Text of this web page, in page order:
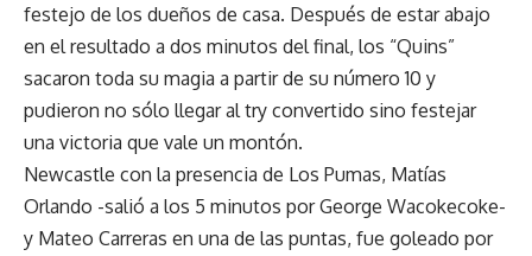
festejo de los dueños de casa. Después de estar abajo
en el resultado a dos minutos del final, los “Quins”
sacaron toda su magia a partir de su número 10 y
pudieron no sólo llegar al try convertido sino festejar
una victoria que vale un montón.
Newcastle con la presencia de Los Pumas, Matías
Orlando -salió a los 5 minutos por George Wacokecoke-
y Mateo Carreras en una de las puntas, fue goleado por